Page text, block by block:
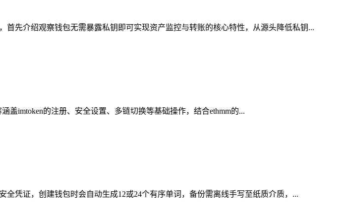
先介绍观察钱包无需暴露私钥即可实现资产监控与转账的核心特性，从源头降低私钥...
盖imtoken的注册、安全设置、多链切换等基础操作，结合ethmm的...
凭证，创建钱包时会自动生成12或24个有序单词，备份需离线手写至纸质介质，...